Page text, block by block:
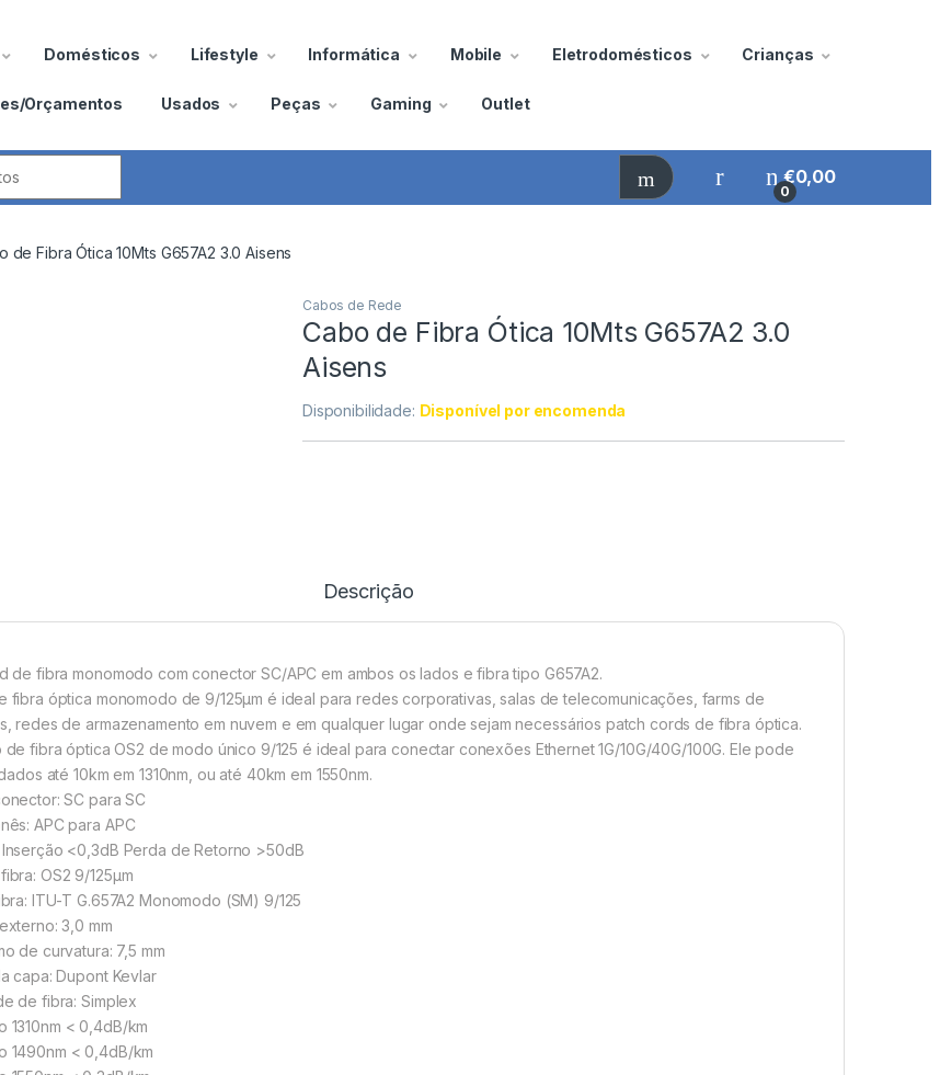
Domésticos Lifestyle Informática Mobile Eletrodomésticos Crianças
Orçamentos Usados Peças Gaming Outlet
0
€0,00
de Fibra Ótica 10Mts G657A2 3.0 Aisens
Cabos de Rede
Cabo de Fibra Ótica 10Mts G657A2 3.0
Aisens
Disponibilidade: Disponível por encomenda
Descrição
de fibra monomodo com conector SC/APC em ambos os lados e fibra tipo G657A2.
fibra óptica monomodo de 9/125µm é ideal para redes corporativas, salas de telecomunicações, farms de
redes de armazenamento em nuvem e em qualquer lugar onde sejam necessários patch cords de fibra óptica.
de fibra óptica OS2 de modo único 9/125 é ideal para conectar conexões Ethernet 1G/10G/40G/100G. Ele pode
até 10km em 1310nm, ou até 40km em 1550nm.
SC para SC
APC para APC
<0,3dB Perda de Retorno >50dB
OS2 9/125µm
ITU-T G.657A2 Monomodo (SM) 9/125
3,0 mm
de curvatura: 7,5 mm
capa: Dupont Kevlar
de fibra: Simplex
1310nm < 0,4dB/km
1490nm < 0,4dB/km